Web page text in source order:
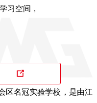
习空间，
区名冠实验学校，是由江